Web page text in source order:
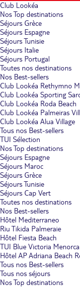
Club Lookéa
Nos Top destinations
Séjours Grèce
Séjours Espagne
Séjours Tunisie
Séjours Italie
Séjours Portugal
Toutes nos destinations
Nos Best-sellers
Club Lookéa Rethymno
Club Lookéa Sporting
Club Lookéa Roda Beach
Club Lookéa Palmeiras
Club Lookéa Alua Village
Tous nos Best-sellers
TUI Sélection
Nos Top destinations
Séjours Espagne
Séjours Maroc
Séjours Grèce
Séjours Tunisie
Séjours Cap Vert
Toutes nos destinations
Nos Best-sellers
Hôtel Mediterraneo
Riu Tikida Palmeraie
Hôtel Fiesta Beach
TUI Blue Victoria Menorca
Hôtel AP Adriana Beach
Tous nos Best-sellers
Tous nos séjours
Nos Top destinations